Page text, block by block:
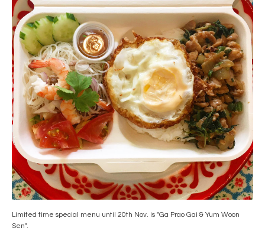
Limited time special menu until 20th Nov. is "Ga Prao Gai & Yum Woon
Sen".